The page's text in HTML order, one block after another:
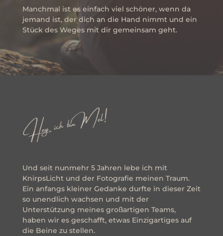
Manchmal ist es einfach viel schöner, wenn da
jemand ist, der dich an die Hand nimmt und ein
Stück des Weges mit dir gemeinsam geht.
Und seit nunmehr 5 Jahren lebe ich mit
KnirpsLicht und der Fotografie meinen Traum.
Ein anfangs kleiner Gedanke durfte in dieser Zeit
so unendlich wachsen und mit der
Unterstützung meines großartigen Teams,
haben wir es geschafft, etwas Einzigartiges auf
die Beine zu stellen.